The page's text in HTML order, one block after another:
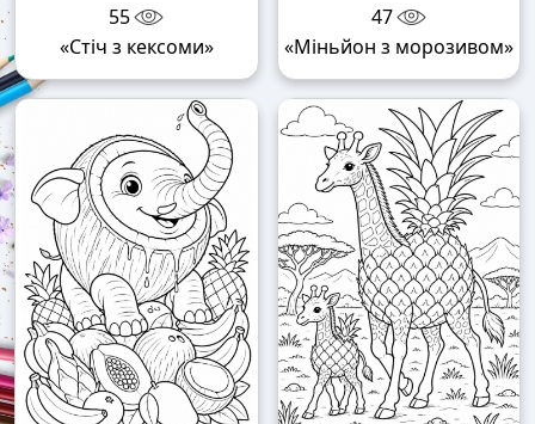
55
«Стіч з кексоми»
47
«Міньйон з морозивом»